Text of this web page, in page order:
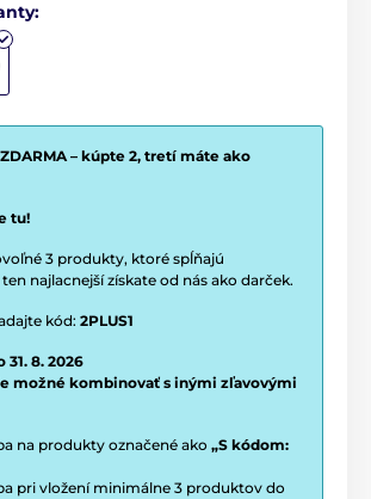
ZDARMA – kúpte 2, tretí máte ako
tu!
3 produkty, ktoré spĺňajú
najlacnejší získate od nás ako darček.
kód: 2PLUS1
8. 2026
možné kombinovať s inými zľavovými
na produkty označené ako „S kódom:
pri vložení minimálne 3 produktov do